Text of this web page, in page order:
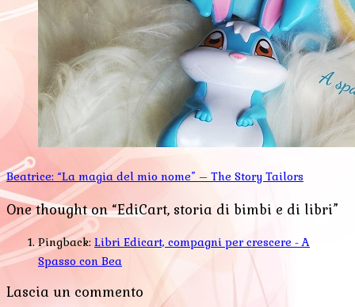
Beatrice: “La magia del mio nome” – The Story Tailors
One thought on “EdiCart, storia di bimbi e di libri”
Pingback: Libri Edicart, compagni per crescere - A
Spasso con Bea
Lascia un commento